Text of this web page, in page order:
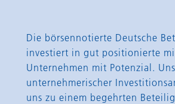
Die börsennotierte Deutsche
investiert in gut positionierte
Unternehmen mit Potenzial.
unternehmerischer
uns zu einem begehrten